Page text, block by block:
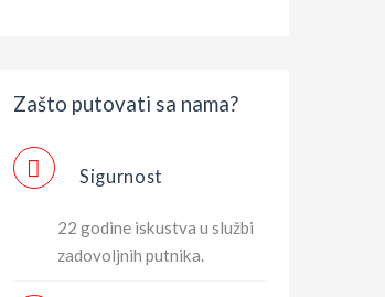
Zašto putovati sa nama?
Sigurnost
22 godine iskustva u službi
zadovoljnih putnika.